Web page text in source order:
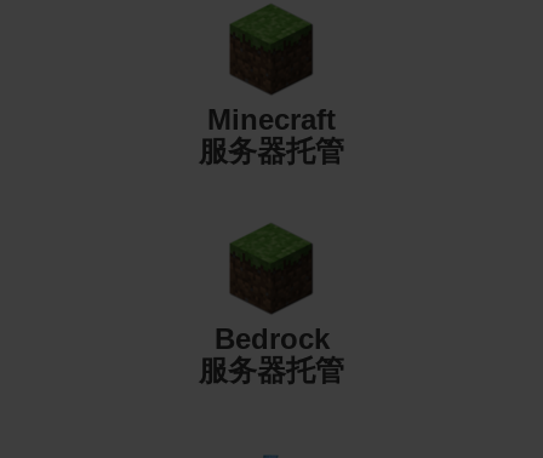
Minecraft
服务器托管
Bedrock
服务器托管